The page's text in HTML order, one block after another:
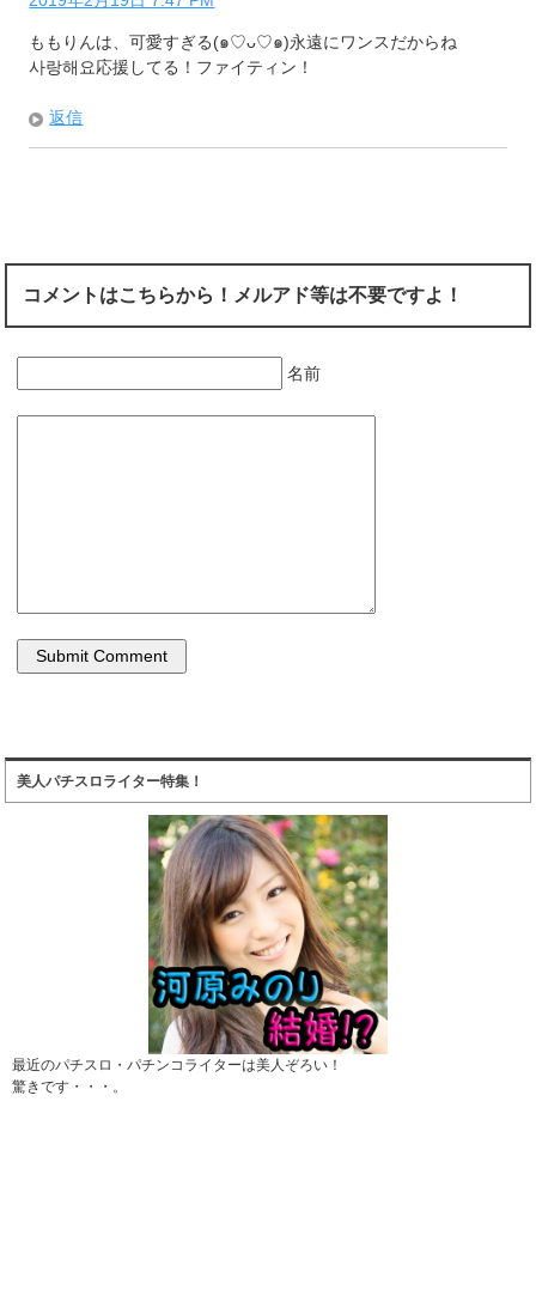
ももりんは、可愛すぎる(๑♡ᴗ♡๑)永遠にワンスだからね
사랑해요応援してる！ファイティン！
返信
コメントはこちらから！メルアド等は不要ですよ！
名前
美人パチスロライター特集！
最近のパチスロ・パチンコライターは美人ぞろい！
驚きです・・・。